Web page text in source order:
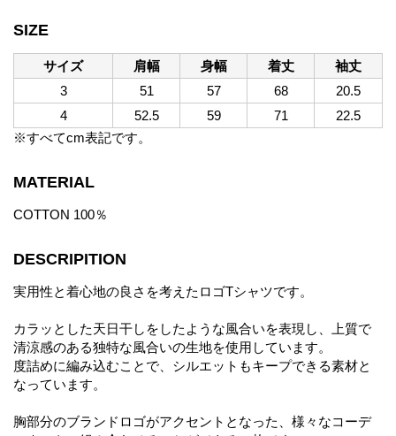
SIZE
サイズ 肩幅 身幅 着丈
袖丈
3
51 57 68
20.5
4
52.5 59 71
22.5
※すべてcm表記です。
MATERIAL
COTTON 100％
DESCRIPITION
実用性と着心地の良さを考えたロゴTシャツです。
カラッとした天日干しをしたような風合いを表現し、上質で
清涼感のある独特な風合いの生地を使用しています。
度詰めに編み込むことで、シルエットもキープできる素材と
なっています。
胸部分のブランドロゴがアクセントとなった、様々なコーデ